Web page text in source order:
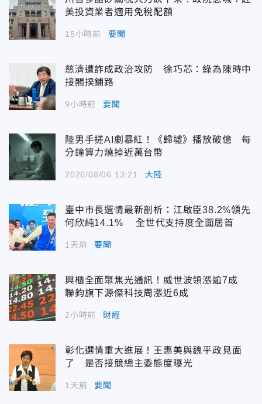
美投資業者適用免稅配額
15小時前 要聞
慈濟遭詐成政治攻防 徐巧芯：綠為陳時中
接閣揆鋪路
9小時前 要聞
陸男手搓AI劇暴紅！《歸墟》播放破億 每
分鐘算力燒掉近萬台幣
2026/08/06 13:21 大陸
臺中市長選情最新剖析：江啟臣38.2%領先
何欣純14.1% 全世代支持度全面居首
1天前 要聞
興櫃全面聚焦光通訊！威世波領漲逾7成
聯鈞旗下源傑科技周漲近6成
2小時前 財經
彰化選情重大進展！王惠美與魏平政見面
了 是否接競總主委態度曝光
1天前 要聞